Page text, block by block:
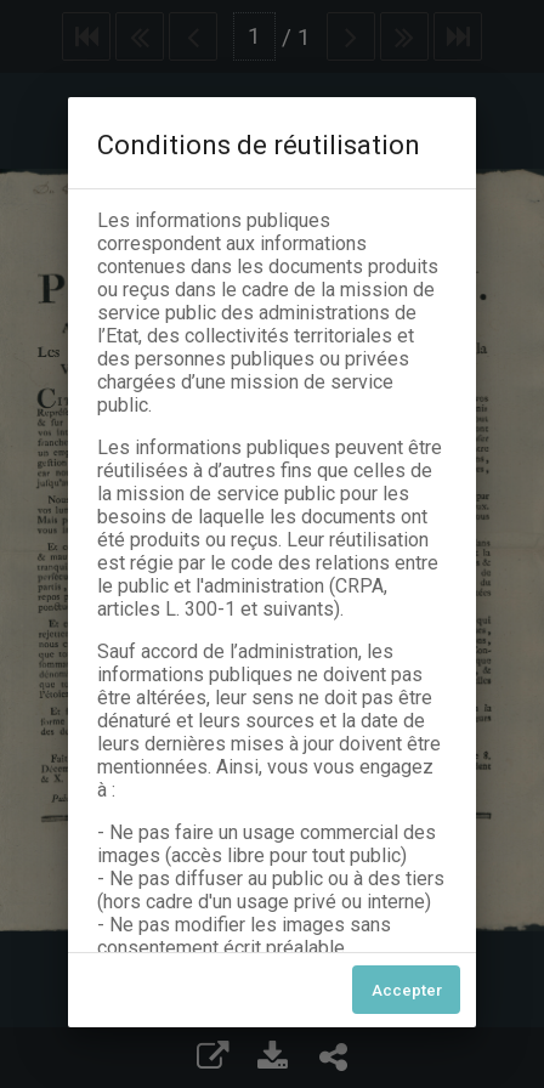
/ 1
Conditions de réutilisation
Les informations publiques
correspondent aux informations
contenues dans les documents produits
ou reçus dans le cadre de la mission de
service public des administrations de
l’Etat, des collectivités territoriales et
des personnes publiques ou privées
chargées d’une mission de service
public.
Les informations publiques peuvent être
réutilisées à d’autres fins que celles de
la mission de service public pour les
besoins de laquelle les documents ont
été produits ou reçus. Leur réutilisation
est régie par le code des relations entre
le public et l'administration (CRPA,
articles L. 300-1 et suivants).
Sauf accord de l’administration, les
informations publiques ne doivent pas
être altérées, leur sens ne doit pas être
dénaturé et leurs sources et la date de
leurs dernières mises à jour doivent être
mentionnées. Ainsi, vous vous engagez
à :
- Ne pas faire un usage commercial des
images (accès libre pour tout public)
- Ne pas diffuser au public ou à des tiers
(hors cadre d'un usage privé ou interne)
- Ne pas modifier les images sans
consentement écrit préalable
Dans le cas contraire, nous vous invitons
à nous contacter afin de solliciter le type
de Licence souhaitée parmi celles
proposées et le cas échéant, acquitter